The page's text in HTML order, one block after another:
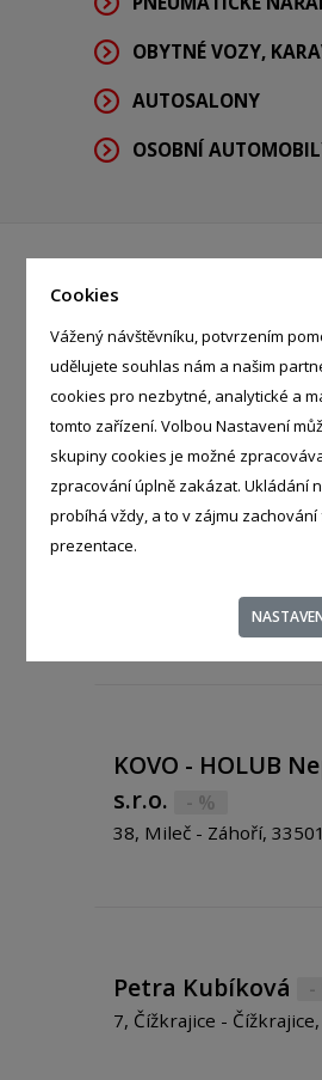
Cookies
Vážený návštěvníku, potvrzením
udělujete souhlas nám a našim
cookies pro nezbytné, analytické a
tomto zařízení. Volbou Nastavení
skupiny cookies je možné
zpracování úplně zakázat. Ukládání
probíhá vždy, a to v zájmu
prezentace.
OBYTNÉ VOZY,
AUTOSALONY
OSOBNÍ
Martin Papp
Neradice 2276,
Uherský Brod, 68801
JT auto - pneu
- %
KOVO - HOLUB
s.r.o.
- %
38, Mileč - Záhoří, 33501
Petra Kubíková -
7, Čížkrajice - Čížkrajice,